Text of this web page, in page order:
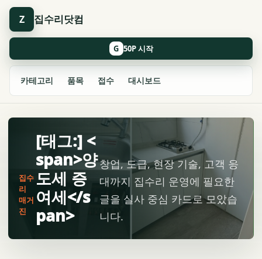
Z 집수리닷컴
카테고리 품목 접수 대시보드
G
집수
리
매거
진
[태그:] <
span>양
도세 증
여세</s
pan>
창업, 도급, 현장 기술, 고객 응
대까지 집수리 운영에 필요한
글을 실사 중심 카드로 모았습
니다.